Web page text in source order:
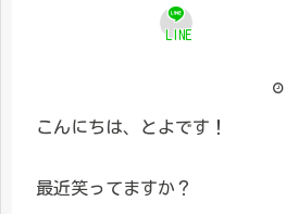
LINE
こんにちは、とよです！
最近笑ってますか？